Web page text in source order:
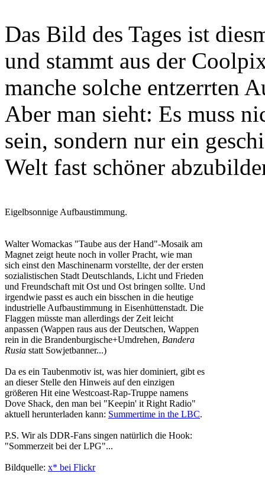
Das Bild des Tages ist
und stammt aus der
manche solche entzerrten
Aber man sieht: Es muss
sein, sondern nur ein
Welt fast schöner
Eigelbsonnige Aufbaustimmung.
Walter Womackas "Taube aus der Hand"-Mosaik am
Magnet zeigt heute noch in voller Pracht, wie man
sich einst den Maschinenarm vorstellte, der der ersten
sozialistischen Stadt Deutschlands, Licht und Frieden
und Freundschaft mit Ost und Ost bringen sollte. Und
irgendwie passt es auch ein bisschen in die heutige
industrielle Aufbaustimmung in Eisenhüttenstadt. Die
Flaggen müsste man allerdings der Zeit leicht
anpassen (Wappen raus aus der Deutschen, Wappen
rein in die Brandenburgische+Umdrehen, Bandera
Rusia statt Sowjetbanner...)
Da es ein Taubenmotiv ist, was hier dominiert, gibt es
an dieser Stelle den Hinweis auf den einzigen
größeren Hit eine Westcoast-Rap-Truppe namens
Dove Shack, den man bei "Keepin' it Right Radio"
aktuell herunterladen kann: Summertime in the LBC.
P.S. Wir als DDR-Fans singen natürlich die Hook:
"Sommerzeit bei der LPG"...
Bildquelle: x* bei Flickr